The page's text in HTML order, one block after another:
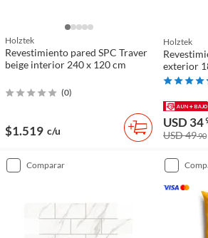
Holztek
Revestimiento pared SPC Traver
beige interior 240 x 120 cm
(0)
$1.519 c/u
Holztek
exterior
USD 34
USD 4990
comparar